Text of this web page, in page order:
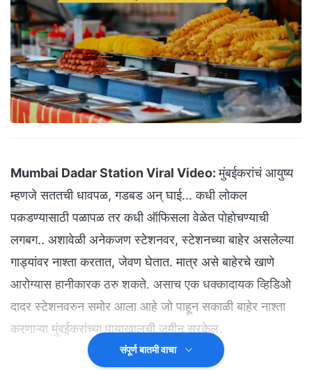
Mumbai Dadar Station Viral Video:मुंबईकरांचं आयुष्य
म्हणजे सततची धावपळ, गडबड अन् घाई... कधी लोकल
पकडण्यासाठी पळापळ तर कधी ऑफिसला वेळेत पोहोचण्याची
लगबग.. अशावेळी अनेकजण स्टेशनवर, स्टेशनच्या बाहेर असलेल्या
गाड्यांवर नाश्ता करतात, जेवण घेतात. मात्र असे बाहेरचे खाणे
आरोग्यास हानीकारक ठरु शकते. असाच एक धक्कादायक व्हिडिओ
दादर स्टेशनवरुन समोर आला आहे जो पाहून सकाळी बाहेर नाश्ता
करणाऱ्या मुंबईकरांच्या पायाखालची जमीन सरकेल.
दादर स्टेशनवरील धक्कादायक VIDEO
संपूर्ण बातमी वाचा